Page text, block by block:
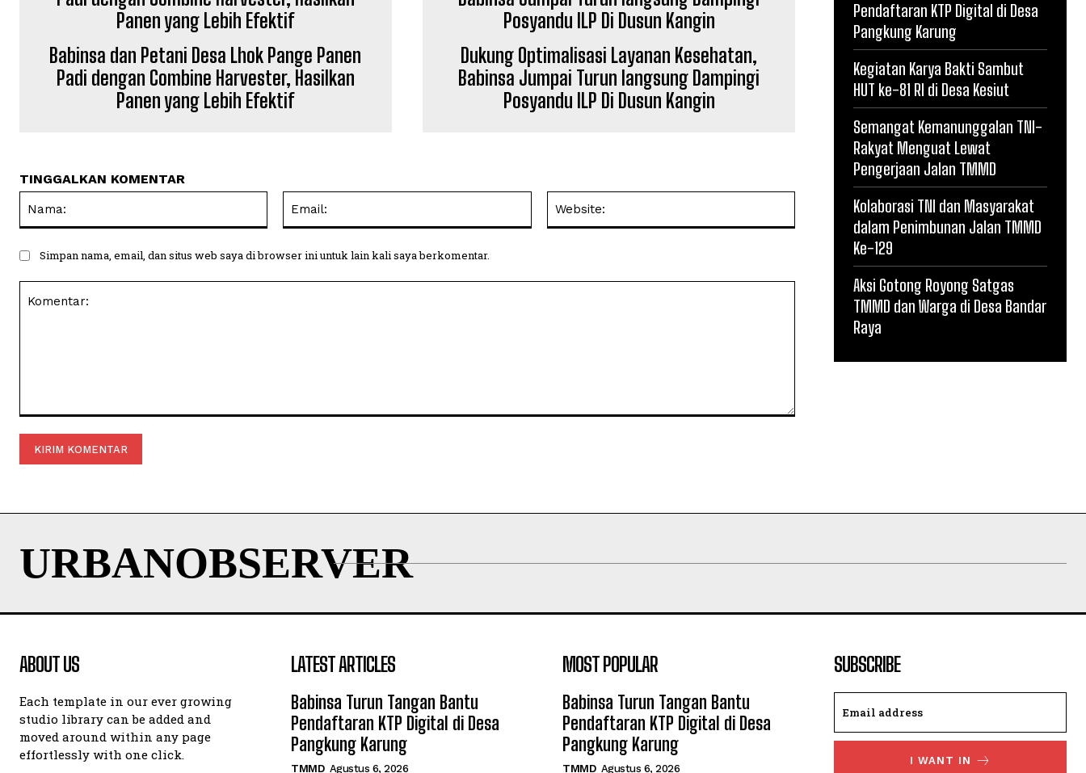
Babinsa dan Petani Desa Lhok Pange Panen
Padi dengan Combine Harvester, Hasilkan
Panen yang Lebih Efektif
Dukung Optimalisasi Layanan Kesehatan,
Babinsa Jumpai Turun langsung Dampingi
Posyandu ILP Di Dusun Kangin
TINGGALKAN KOMENTAR
Simpan nama, email, dan situs web saya di browser ini untuk lain kali saya berkomentar.
Pendaftaran KTP Digital di Desa
Pangkung Karung
Kegiatan Karya Bakti Sambut
HUT ke-81 RI di Desa Kesiut
Semangat Kemanunggalan TNI-
Rakyat Menguat Lewat
Pengerjaan Jalan TMMD
Kolaborasi TNI dan Masyarakat
dalam Penimbunan Jalan TMMD
Ke-129
Aksi Gotong Royong Satgas
TMMD dan Warga di Desa Bandar
Raya
URBANOBSERVER
ABOUT US
Each template in our ever growing
studio library can be added and
moved around within any page
effortlessly with one click.
LATEST ARTICLES
Babinsa Turun Tangan Bantu
Pendaftaran KTP Digital di Desa
Pangkung Karung
TMMD Agustus 6, 2026
MOST POPULAR
Babinsa Turun Tangan Bantu
Pendaftaran KTP Digital di Desa
Pangkung Karung
TMMD Agustus 6, 2026
SUBSCRIBE
I WANT IN